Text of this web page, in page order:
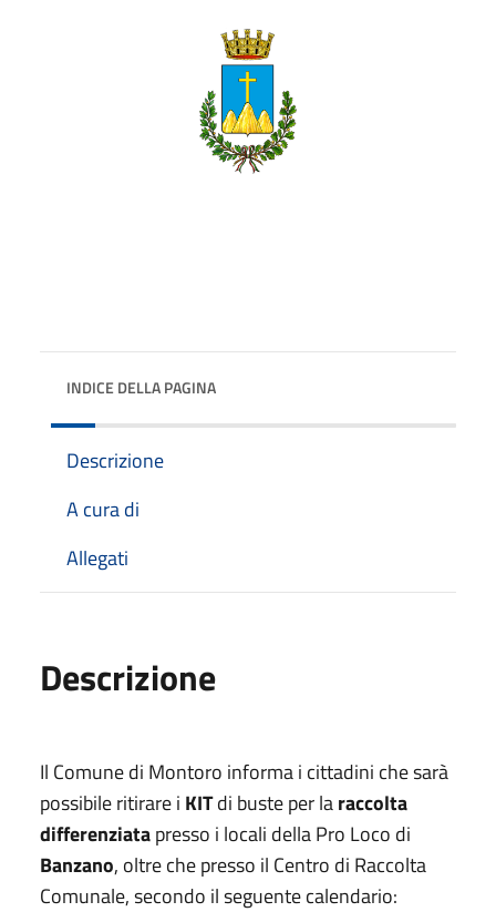
INDICE DELLA PAGINA
Descrizione
A cura di
Allegati
Descrizione
Il Comune di Montoro informa i cittadini che sarà
possibile ritirare i KITdi buste per laraccolta
differenziatapresso i locali della Pro Loco di
Banzano, oltre che presso il Centro di Raccolta
Comunale, secondo il seguente calendario: